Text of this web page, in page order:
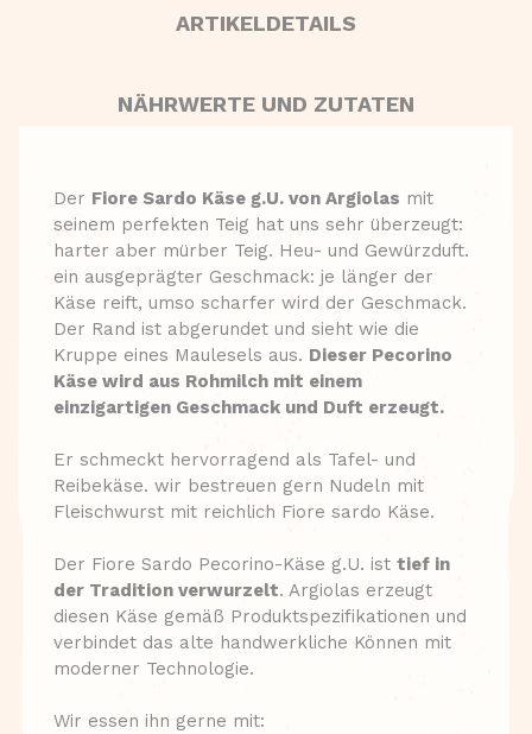
ARTIKELDETAILS
NÄHRWERTE UND ZUTATEN
Der Fiore Sardo Käse g.U. von Argiolas mit
seinem perfekten Teig hat uns sehr überzeugt:
harter aber mürber Teig. Heu- und Gewürzduft.
ein ausgeprägter Geschmack: je länger der
Käse reift, umso scharfer wird der Geschmack.
Der Rand ist abgerundet und sieht wie die
Kruppe eines Maulesels aus. Dieser Pecorino
Käse wird aus Rohmilch mit einem
einzigartigen Geschmack und Duft erzeugt.
Er schmeckt hervorragend als Tafel- und
Reibekäse. wir bestreuen gern Nudeln mit
Fleischwurst mit reichlich Fiore sardo Käse.
Der Fiore Sardo Pecorino-Käse g.U. ist tief in
der Tradition verwurzelt. Argiolas erzeugt
diesen Käse gemäß Produktspezifikationen und
verbindet das alte handwerkliche Können mit
moderner Technologie.
Wir essen ihn gerne mit: